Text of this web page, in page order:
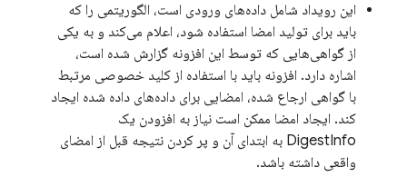
این رویداد شامل داده‌های ورودی است، الگوریتمی را که
باید برای تولید امضا استفاده شود، اعلام می‌کند و به یکی
از گواهی‌هایی که توسط این افزونه گزارش شده است،
اشاره دارد. افزونه باید با استفاده از کلید خصوصی مرتبط
با گواهی ارجاع شده، امضایی برای داده‌های داده شده ایجاد
کند. ایجاد امضا ممکن است نیاز به افزودن یک
DigestInfo به ابتدای آن و پر کردن نتیجه قبل از امضای
واقعی داشته باشد.